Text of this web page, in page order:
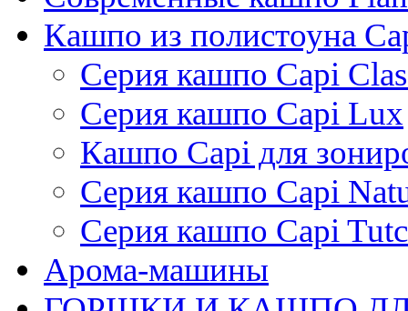
Кашпо из полистоуна
Серия кашпо Capi
Серия кашпо Capi Lux
Кашпо Capi для
Серия кашпо Capi
Серия кашпо Capi
Арома-машины